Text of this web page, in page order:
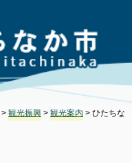
> 観光振興 > 観光案内 > ひたちな